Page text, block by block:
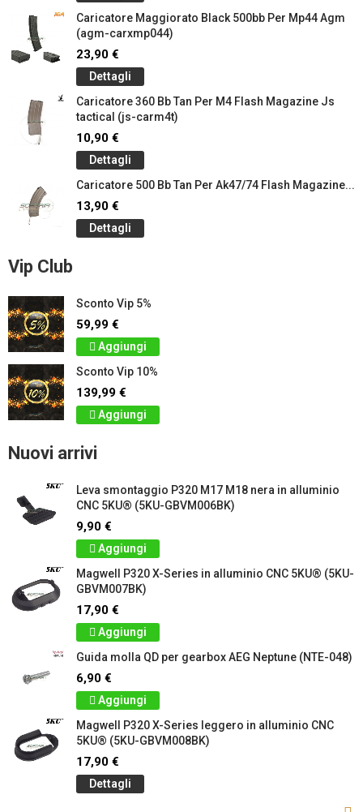
Caricatore Maggiorato Black 500bb Per Mp44 Agm
(agm-carxmp044)
23,90 €
Dettagli
Caricatore 360 Bb Tan Per M4 Flash Magazine Js
tactical (js-carm4t)
10,90 €
Dettagli
Caricatore 500 Bb Tan Per Ak47/74 Flash Magazine...
13,90 €
Dettagli
Vip Club
Sconto Vip 5%
59,99 €
Aggiungi
Sconto Vip 10%
139,99 €
Aggiungi
Nuovi arrivi
Leva smontaggio P320 M17 M18 nera in alluminio
CNC 5KU® (5KU-GBVM006BK)
9,90 €
Aggiungi
Magwell P320 X-Series in alluminio CNC 5KU® (5KU-
GBVM007BK)
17,90 €
Aggiungi
Guida molla QD per gearbox AEG Neptune (NTE-048)
6,90 €
Aggiungi
Magwell P320 X-Series leggero in alluminio CNC
5KU® (5KU-GBVM008BK)
17,90 €
Dettagli